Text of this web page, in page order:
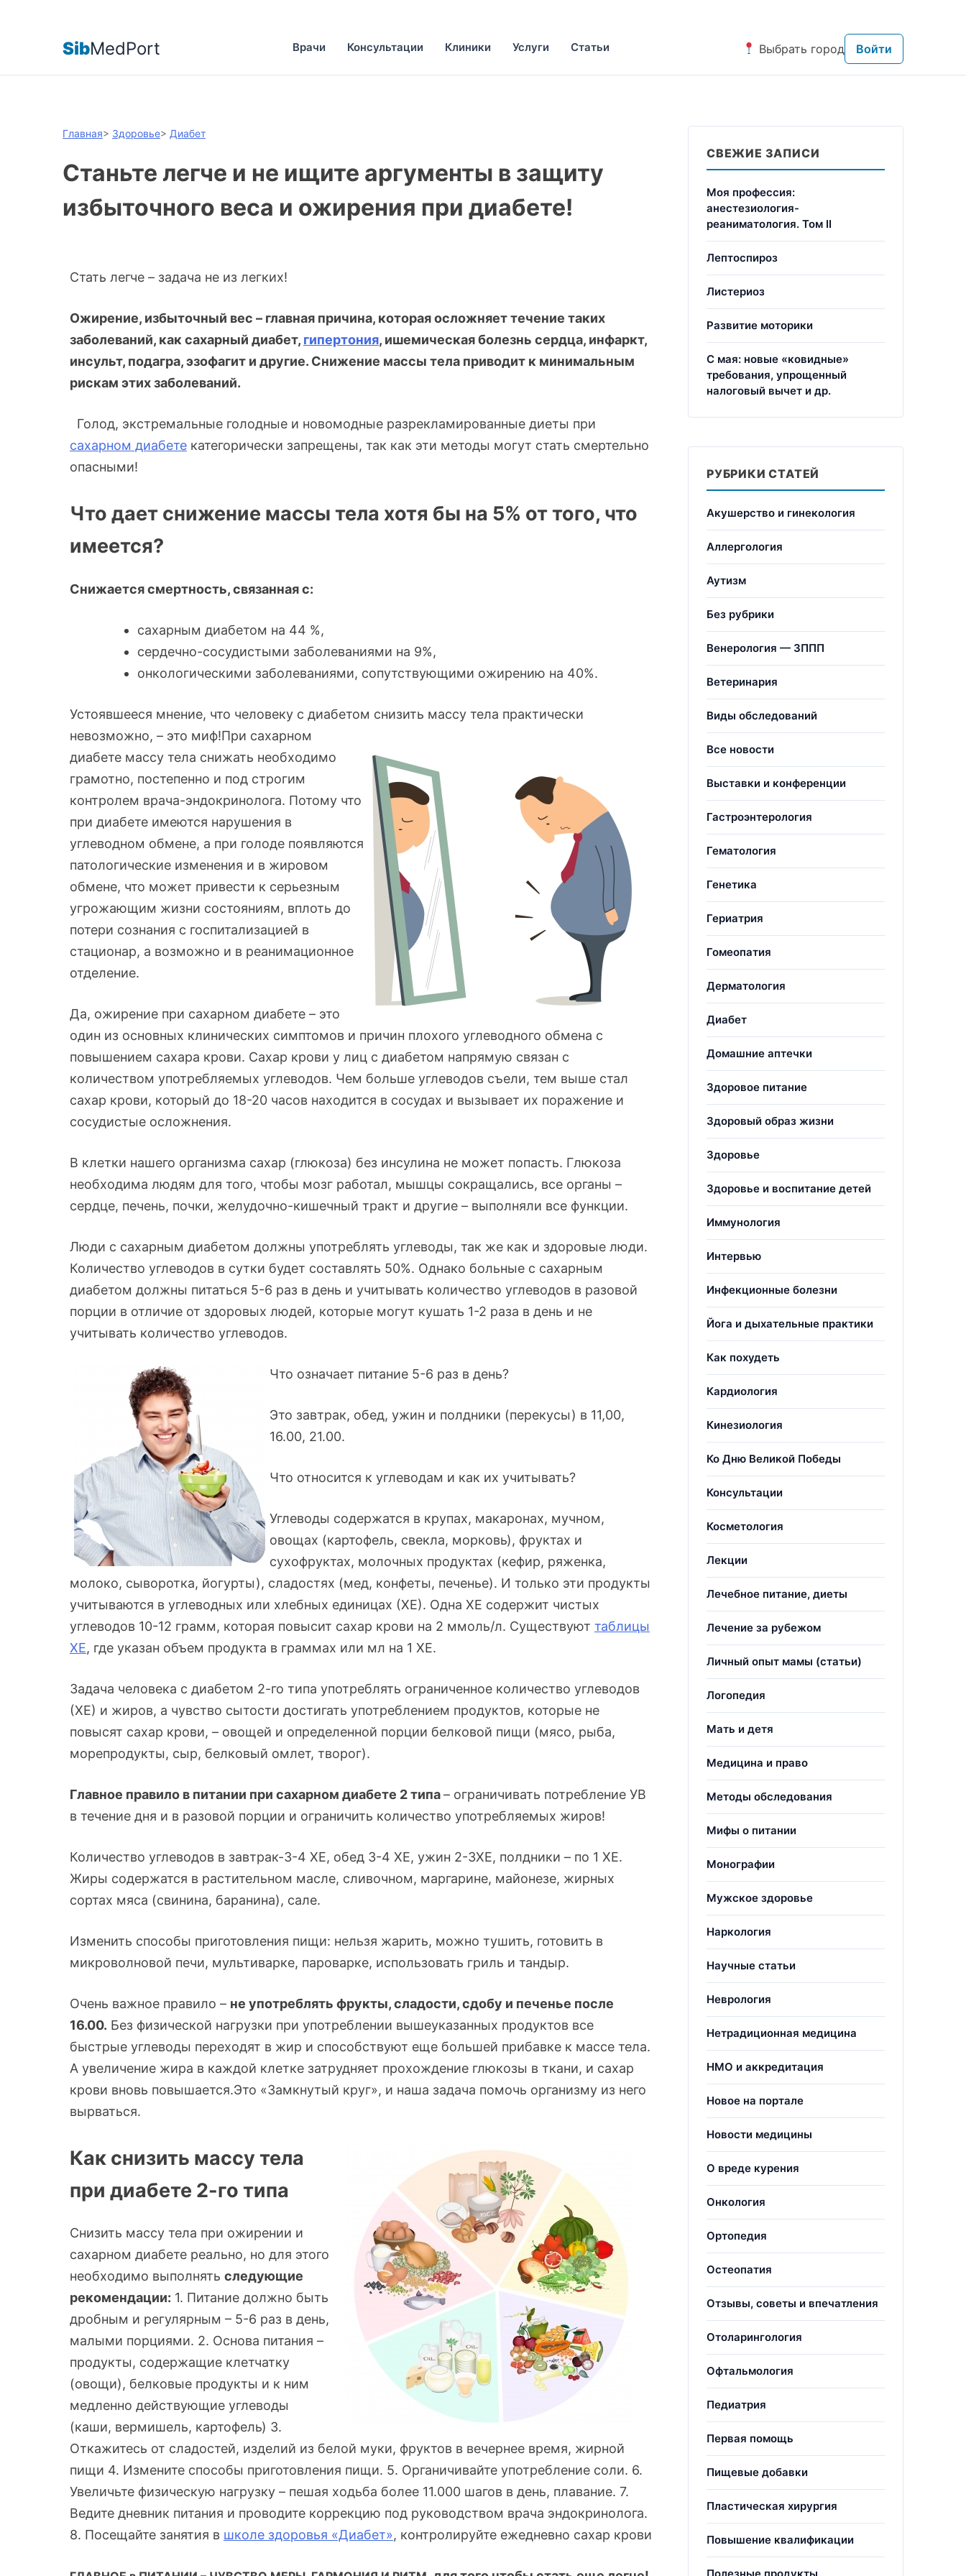
SibMedPort Врачи Консультации Клиники Услуги Статьи Выбрать город Войти
Главная> Здоровье> Диабет
Станьте легче и не ищите аргументы в защиту
избыточного веса и ожирения при диабете!
Стать легче – задача не из легких!
Ожирение, избыточный вес – главная причина, которая осложняет течение таких
заболеваний, как сахарный диабет, гипертония, ишемическая болезнь сердца, инфаркт,
инсульт, подагра, эзофагит и другие. Снижение массы тела приводит к минимальным
рискам этих заболеваний.
Голод, экстремальные голодные и новомодные разрекламированные диеты при
сахарном диабете категорически запрещены, так как эти методы могут стать смертельно
опасными!
Что дает снижение массы тела хотя бы на 5% от того, что
имеется?
Снижается смертность, связанная с:
сахарным диабетом на 44 %,
сердечно-сосудистыми заболеваниями на 9%,
онкологическими заболеваниями, сопутствующими ожирению на 40%.
Устоявшееся мнение, что человеку с диабетом снизить массу тела практически
невозможно, – это миф!При сахарном
диабете массу тела снижать необходимо
грамотно, постепенно и под строгим
контролем врача-эндокринолога. Потому что
при диабете имеются нарушения в
углеводном обмене, а при голоде появляются
патологические изменения и в жировом
обмене, что может привести к серьезным
угрожающим жизни состояниям, вплоть до
потери сознания с госпитализацией в
стационар, а возможно и в реанимационное
отделение.
Да, ожирение при сахарном диабете – это
один из основных клинических симптомов и причин плохого углеводного обмена с
повышением сахара крови. Сахар крови у лиц с диабетом напрямую связан с
количеством употребляемых углеводов. Чем больше углеводов съели, тем выше стал
сахар крови, который до 18-20 часов находится в сосудах и вызывает их поражение и
сосудистые осложнения.
В клетки нашего организма сахар (глюкоза) без инсулина не может попасть. Глюкоза
необходима людям для того, чтобы мозг работал, мышцы сокращались, все органы –
сердце, печень, почки, желудочно-кишечный тракт и другие – выполняли все функции.
Люди с сахарным диабетом должны употреблять углеводы, так же как и здоровые люди.
Количество углеводов в сутки будет составлять 50%. Однако больные с сахарным
диабетом должны питаться 5-6 раз в день и учитывать количество углеводов в разовой
порции в отличие от здоровых людей, которые могут кушать 1-2 раза в день и не
учитывать количество углеводов.
Что означает питание 5-6 раз в день?
Это завтрак, обед, ужин и полдники (перекусы) в 11,00,
16.00, 21.00.
Что относится к углеводам и как их учитывать?
Углеводы содержатся в крупах, макаронах, мучном,
овощах (картофель, свекла, морковь), фруктах и
сухофруктах, молочных продуктах (кефир, ряженка,
молоко, сыворотка, йогурты), сладостях (мед, конфеты, печенье). И только эти продукты
учитываются в углеводных или хлебных единицах (ХЕ). Одна ХЕ содержит чистых
углеводов 10-12 грамм, которая повысит сахар крови на 2 ммоль/л. Существуют таблицы
ХЕ, где указан объем продукта в граммах или мл на 1 ХЕ.
Задача человека с диабетом 2-го типа употреблять ограниченное количество углеводов
(ХЕ) и жиров, а чувство сытости достигать употреблением продуктов, которые не
повысят сахар крови, – овощей и определенной порции белковой пищи (мясо, рыба,
морепродукты, сыр, белковый омлет, творог).
Главное правило в питании при сахарном диабете 2 типа– ограничивать потребление УВ
в течение дня и в разовой порции и ограничить количество употребляемых жиров!
Количество углеводов в завтрак-3-4 ХЕ, обед 3-4 ХЕ, ужин 2-3ХЕ, полдники – по 1 ХЕ.
Жиры содержатся в растительном масле, сливочном, маргарине, майонезе, жирных
сортах мяса (свинина, баранина), сале.
Изменить способы приготовления пищи: нельзя жарить, можно тушить, готовить в
микроволновой печи, мультиварке, пароварке, использовать гриль и тандыр.
Очень важное правило – не употреблять фрукты, сладости, сдобу и печенье после
16.00. Без физической нагрузки при употреблении вышеуказанных продуктов все
быстрые углеводы переходят в жир и способствуют еще большей прибавке к массе тела.
А увеличение жира в каждой клетке затрудняет прохождение глюкозы в ткани, и сахар
крови вновь повышается.Это «Замкнутый круг», и наша задача помочь организму из него
вырваться.
Как снизить массу тела
при диабете 2-го типа
Снизить массу тела при ожирении и
сахарном диабете реально, но для этого
необходимо выполнять следующие
рекомендации: 1. Питание должно быть
дробным и регулярным – 5-6 раз в день,
малыми порциями. 2. Основа питания –
продукты, содержащие клетчатку
(овощи), белковые продукты и к ним
медленно действующие углеводы
(каши, вермишель, картофель) 3.
Откажитесь от сладостей, изделий из белой муки, фруктов в вечернее время, жирной
пищи 4. Измените способы приготовления пищи. 5. Органичивайте употребление соли. 6.
Увеличьте физическую нагрузку – пешая ходьба более 11.000 шагов в день, плавание. 7.
Ведите дневник питания и проводите коррекцию под руководством врача эндокринолога.
8. Посещайте занятия в школе здоровья «Диабет», контролируйте ежедневно сахар крови
СВЕЖИЕ ЗАПИСИ
Моя профессия:
анестезиология-
реаниматология. Том II
Лептоспироз
Листериоз
Развитие моторики
С мая: новые «ковидные»
требования, упрощенный
налоговый вычет и др.
РУБРИКИ СТАТЕЙ
Акушерство и гинекология
Аллергология
Аутизм
Без рубрики
Венерология — ЗППП
Ветеринария
Виды обследований
Все новости
Выставки и конференции
Гастроэнтерология
Гематология
Генетика
Гериатрия
Гомеопатия
Дерматология
Диабет
Домашние аптечки
Здоровое питание
Здоровый образ жизни
Здоровье
Здоровье и воспитание детей
Иммунология
Интервью
Инфекционные болезни
Йога и дыхательные практики
Как похудеть
Кардиология
Кинезиология
Ко Дню Великой Победы
Консультации
Косметология
Лекции
Лечебное питание, диеты
Лечение за рубежом
Личный опыт мамы (статьи)
Логопедия
Мать и детя
Медицина и право
Методы обследования
Мифы о питании
Монографии
Мужское здоровье
Наркология
Научные статьи
Неврология
Нетрадиционная медицина
НМО и аккредитация
Новое на портале
Новости медицины
О вреде курения
Онкология
Ортопедия
Остеопатия
Отзывы, советы и впечатления
Отоларингология
Офтальмология
Педиатрия
Первая помощь
Пищевые добавки
Пластическая хирургия
Повышение квалификации